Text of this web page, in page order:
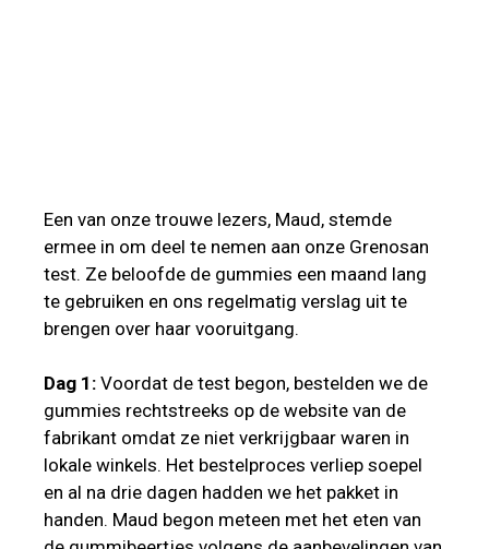
Een van onze trouwe lezers, Maud, stemde
ermee in om deel te nemen aan onze Grenosan
test. Ze beloofde de gummies een maand lang
te gebruiken en ons regelmatig verslag uit te
brengen over haar vooruitgang.
Dag 1: Voordat de test begon, bestelden we de
gummies rechtstreeks op de website van de
fabrikant omdat ze niet verkrijgbaar waren in
lokale winkels. Het bestelproces verliep soepel
en al na drie dagen hadden we het pakket in
handen. Maud begon meteen met het eten van